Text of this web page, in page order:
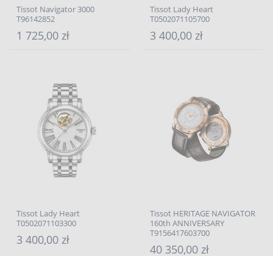
Tissot Navigator 3000
T96142852
1 725,00 zł
Tissot Lady Heart
T0502071105700
3 400,00 zł
Tissot Lady Heart
T0502071103300
3 400,00 zł
Tissot HERITAGE NAVIGATOR
160th ANNIVERSARY
T9156417603700
40 350,00 zł